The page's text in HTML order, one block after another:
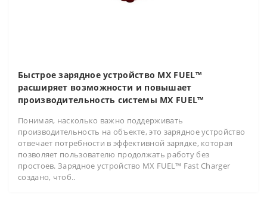
Быстрое зарядное устройство MX FUEL™
расширяет возможности и повышает
производительность системы MX FUEL™
Понимая, насколько важно поддерживать
производительность на объекте, это зарядное устройство
отвечает потребности в эффективной зарядке, которая
позволяет пользователю продолжать работу без
простоев. Зарядное устройство MX FUEL™ Fast Charger
создано, чтоб..